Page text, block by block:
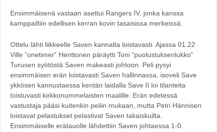
Ensimmäisenä vastaan asettui Rangers IV, jonka kanssa
kamppailtiin edellisen kerran kovin tasaisissa merkeissä.
Ottelu lähti liikkeelle Saven kannalta loistavasti. Ajassa 01.22
Ville ”onetimer” Henttonen päräytti Toni ”puolustuksenlukko”
Turusen syötöstä Saven makeasti johtoon. Peli pysyi
ensimmäisen erän loistavasti Saven hallinnassa, isoveli Save
ykkösen kannustaessa kentän laidalla Save II loi tilanteita
toistuvasti kirkkonummelaisten maalille. Erän edetessä
vastustaja pääsi kuitenkin peliin mukaan, mutta Petri Hännisen
loistavat pelastukset pelastivat Saven takaiskuilta.
Ensimmäiselle erätauolle lähdettiin Saven johtaessa 1-0.